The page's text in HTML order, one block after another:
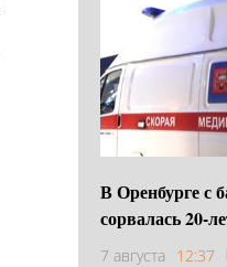
В Оренбурге с
сорвалась 20-
7 августа 12:37